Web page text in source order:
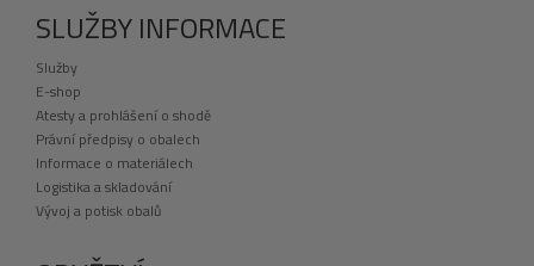
SLUŽBY INFORMACE
Služby
E-shop
Atesty a prohlášení o shodě
Právní předpisy o obalech
Informace o materiálech
Logistika a skladování
Vývoj a potisk obalů